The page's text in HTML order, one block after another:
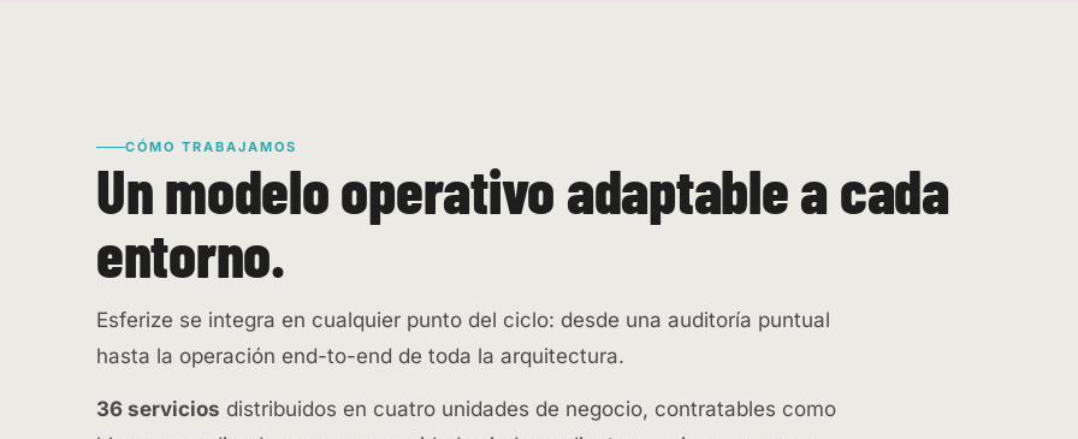
CÓMO TRABAJAMOS
Un modelo operativo adaptable a cada
entorno.
Esferize se integra en cualquier punto del ciclo: desde una auditoría puntual
hasta la operación end-to-end de toda la arquitectura.
36 servicios distribuidos en cuatro unidades de negocio, contratables como